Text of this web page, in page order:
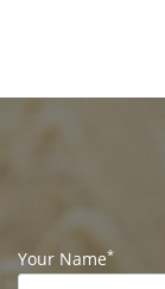
Your Name*